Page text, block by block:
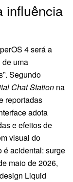
influência
4 será a
de uma
Segundo
Chat Station na
reportadas
adota
e efeitos de
visual do
é acidental: surge
maio de 2026,
Liquid